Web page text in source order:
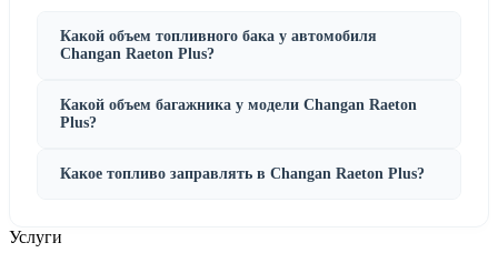
Какой объем топливного бака у автомобиля
Changan Raeton Plus?
Какой объем багажника у модели Changan Raeton
Plus?
Какое топливо заправлять в Changan Raeton Plus?
Услуги